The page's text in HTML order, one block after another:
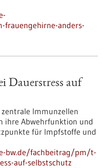
anders-
Dauerstress auf
Immunzellen
ihre Abwehrfunktion und
für Impfstoffe und
bw.de/fachbeitrag/pm/t-
auf-selbstschutz